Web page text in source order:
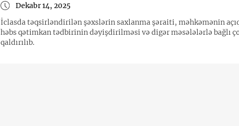
Dekabr 14, 2025
İclasda təqsirləndirilən şəxslərin saxlanma şəraiti, məhkəmənin
həbs qətimkan tədbirinin dəyişdirilməsi və digər məsələlərlə bağlı
qaldırılıb.